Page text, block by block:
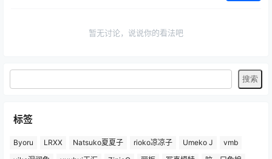
暂无讨论，说说你的看法吧
标签
Byoru LRXX Natsuko夏夏子 rioko凉凉子 Umeko J
vmb